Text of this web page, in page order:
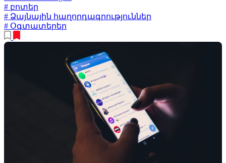
# բոտեր
# Ձայնային հաղորդագրություններ
# Օգտատերեր